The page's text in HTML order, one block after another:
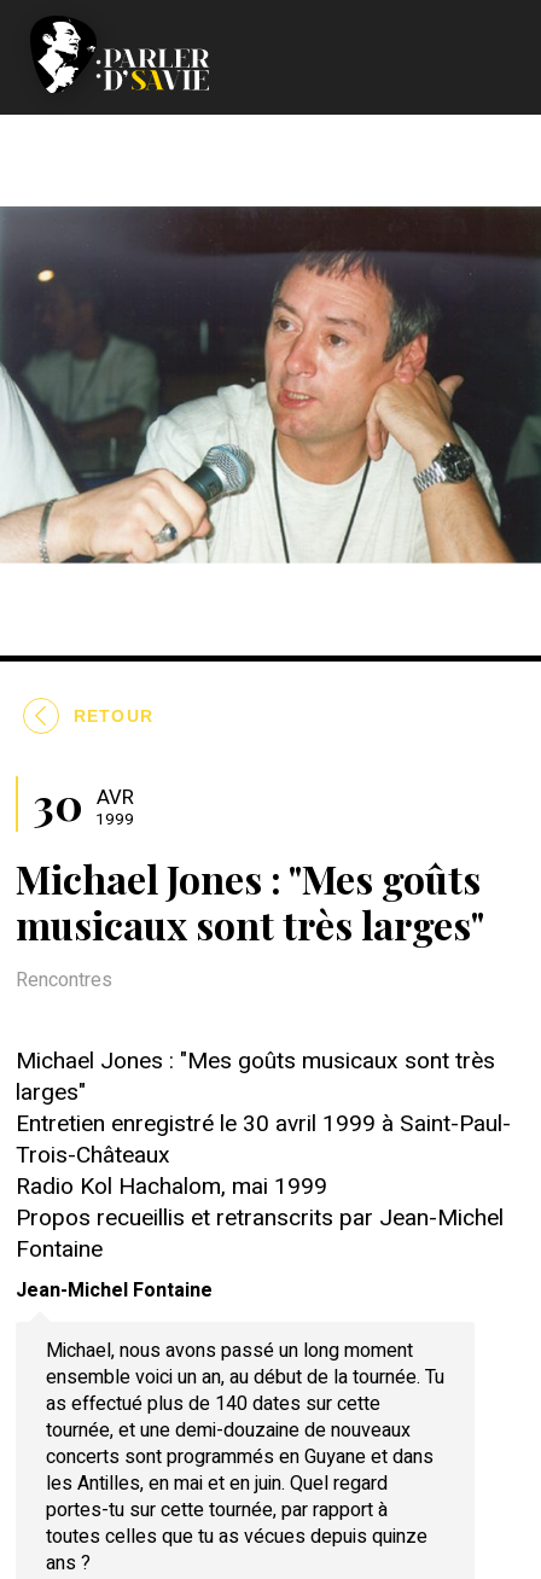
RETOUR
Michael Jones : "Mes goûts
musicaux sont très larges"
30 AVR
1999
Rencontres
Michael Jones : "Mes goûts musicaux sont très
larges"
Entretien enregistré le 30 avril 1999 à Saint-Paul-
Trois-Châteaux
Radio Kol Hachalom, mai 1999
Propos recueillis et retranscrits par Jean-Michel
Fontaine
Jean-Michel Fontaine
Michael, nous avons passé un long moment
ensemble voici un an, au début de la tournée. Tu
as effectué plus de 140 dates sur cette
tournée, et une demi-douzaine de nouveaux
concerts sont programmés en Guyane et dans
les Antilles, en mai et en juin. Quel regard
portes-tu sur cette tournée, par rapport à
toutes celles que tu as vécues depuis quinze
ans ?